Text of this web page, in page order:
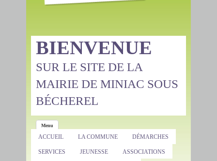
BIENVENUE
SUR LE SITE DE LA
MAIRIE DE MINIAC SOUS
BÉCHEREL
Menu
ACCUEIL LA COMMUNE DÉMARCHES
SERVICES JEUNESSE ASSOCIATIONS